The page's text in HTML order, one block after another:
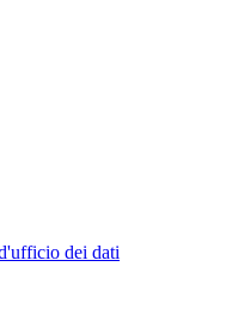
dei dati